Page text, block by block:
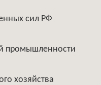
сил РФ
промышленности
хозяйства